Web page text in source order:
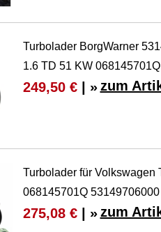
Turbolader BorgWarner
1.6 TD 51 KW 068145701Q
249,50 €| » zum
Turbolader für Volkswagen
068145701Q 53149706000
275,08 €| » zum